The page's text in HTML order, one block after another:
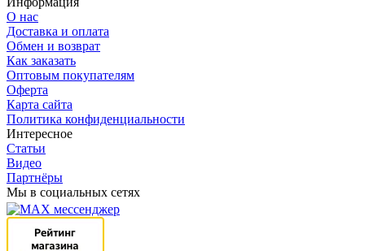
О нас
Доставка и оплата
Обмен и возврат
Как заказать
Оптовым покупателям
Оферта
Карта сайта
Политика конфиденциальности
Интересное
Статьи
Видео
Партнёры
Мы в социальных сетях